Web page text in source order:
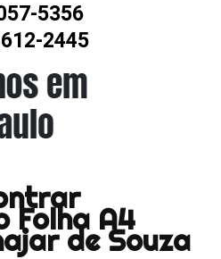
5356
2445
Folha A4
de Souza